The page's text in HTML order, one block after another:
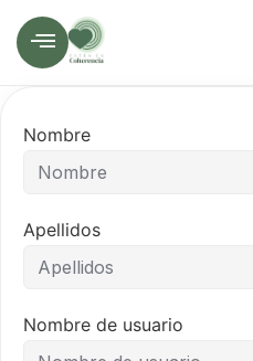
Nombre
Apellidos
Nombre de usuario